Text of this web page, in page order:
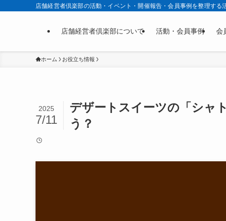
店舗経営者倶楽部の活動・イベント・開催報告・会員事例を整理す
店舗経営者倶楽部について 活動・会員事例 会
ホーム お役立ち情報
デザートスイーツの「シャ
う？
2025
7/11